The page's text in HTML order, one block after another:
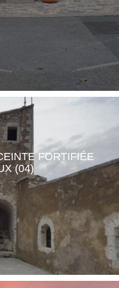
FORTIFIÉE
(04)